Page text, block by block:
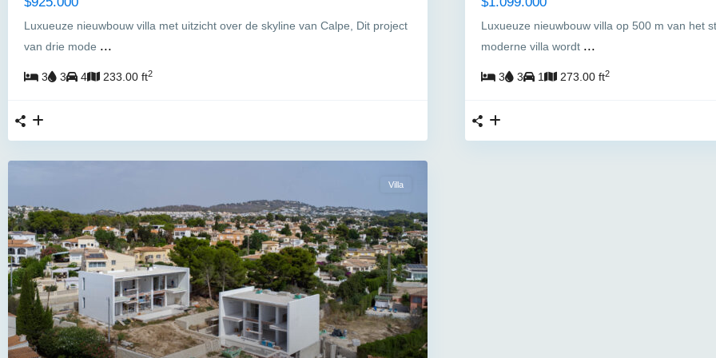
Luxueuze nieuwbouw villa met uitzicht over de skyline van Calpe, Dit project
van drie mode ...
3 3 4 233.00 ft2
Luxueuze nieuwbouw villa op 500 m van het
moderne villa wordt ...
3 3 1 273.00 ft2
Villa